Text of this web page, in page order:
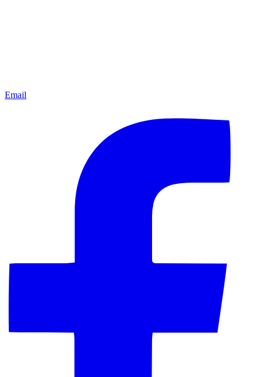
Email